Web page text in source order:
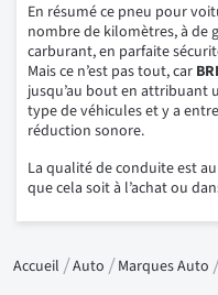
En résumé ce pneu pour
nombre de kilomètres, à de
carburant, en parfaite
Mais ce n’est pas tout, car
jusqu’au bout en attribuant
type de véhicules et y a
réduction sonore.
La qualité de conduite est
que cela soit à l’achat ou
Accueil Auto Marques Auto